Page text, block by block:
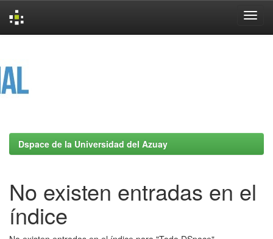
Dspace de la Universidad del Azuay
No existen entradas en el
índice